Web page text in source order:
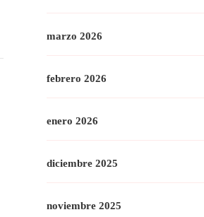
marzo 2026
febrero 2026
enero 2026
diciembre 2025
noviembre 2025